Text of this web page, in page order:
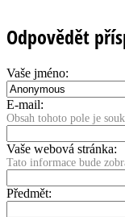
Odpovědět
Vaše jméno:
E-mail:
Obsah tohoto pole je
Vaše webová stránka:
Tato informace bude
Předmět: